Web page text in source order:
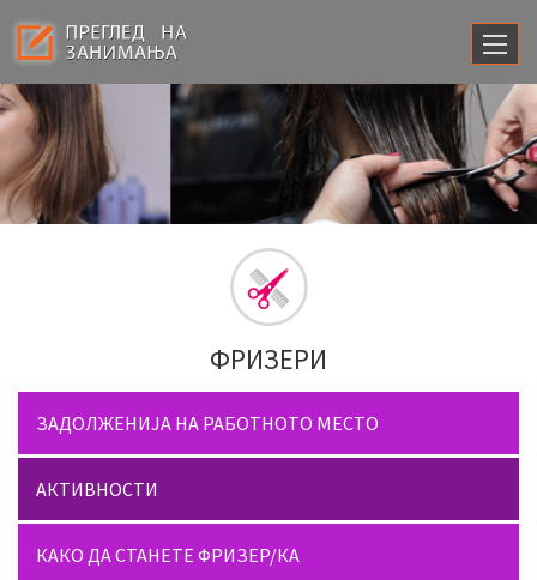
ФРИЗЕРИ
ЗАДОЛЖЕНИЈА НА РАБОТНОТО МЕСТО
АКТИВНОСТИ
КАКО ДА СТАНЕТЕ ФРИЗЕР/КА